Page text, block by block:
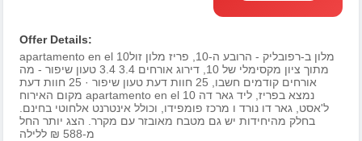
Offer Details:
apartamento en el 10מלון ב-רפובליק - הרובע ה-10, פריז מלון זול
מתוך ציון מקסימלי של 10, דירוג אורחים 3.4 3.4 טעון שיפור - מה
אורחים קודמים חשבו, 25 חוות דעת טעון שיפור · 25 חוות דעת
מקום האירוח apartamento en el 10 נמצא בפריז, ליד גאר דה
ל'אסט, גאר דו נורד ו מרכז פומפידו, וכולל אינטרנט אלחוטי בחינם.
בחלק מהיחידות יש גם מטבח מאובזר עם מקרר. הצג יותר החל
מ-588 ₪ ללילה